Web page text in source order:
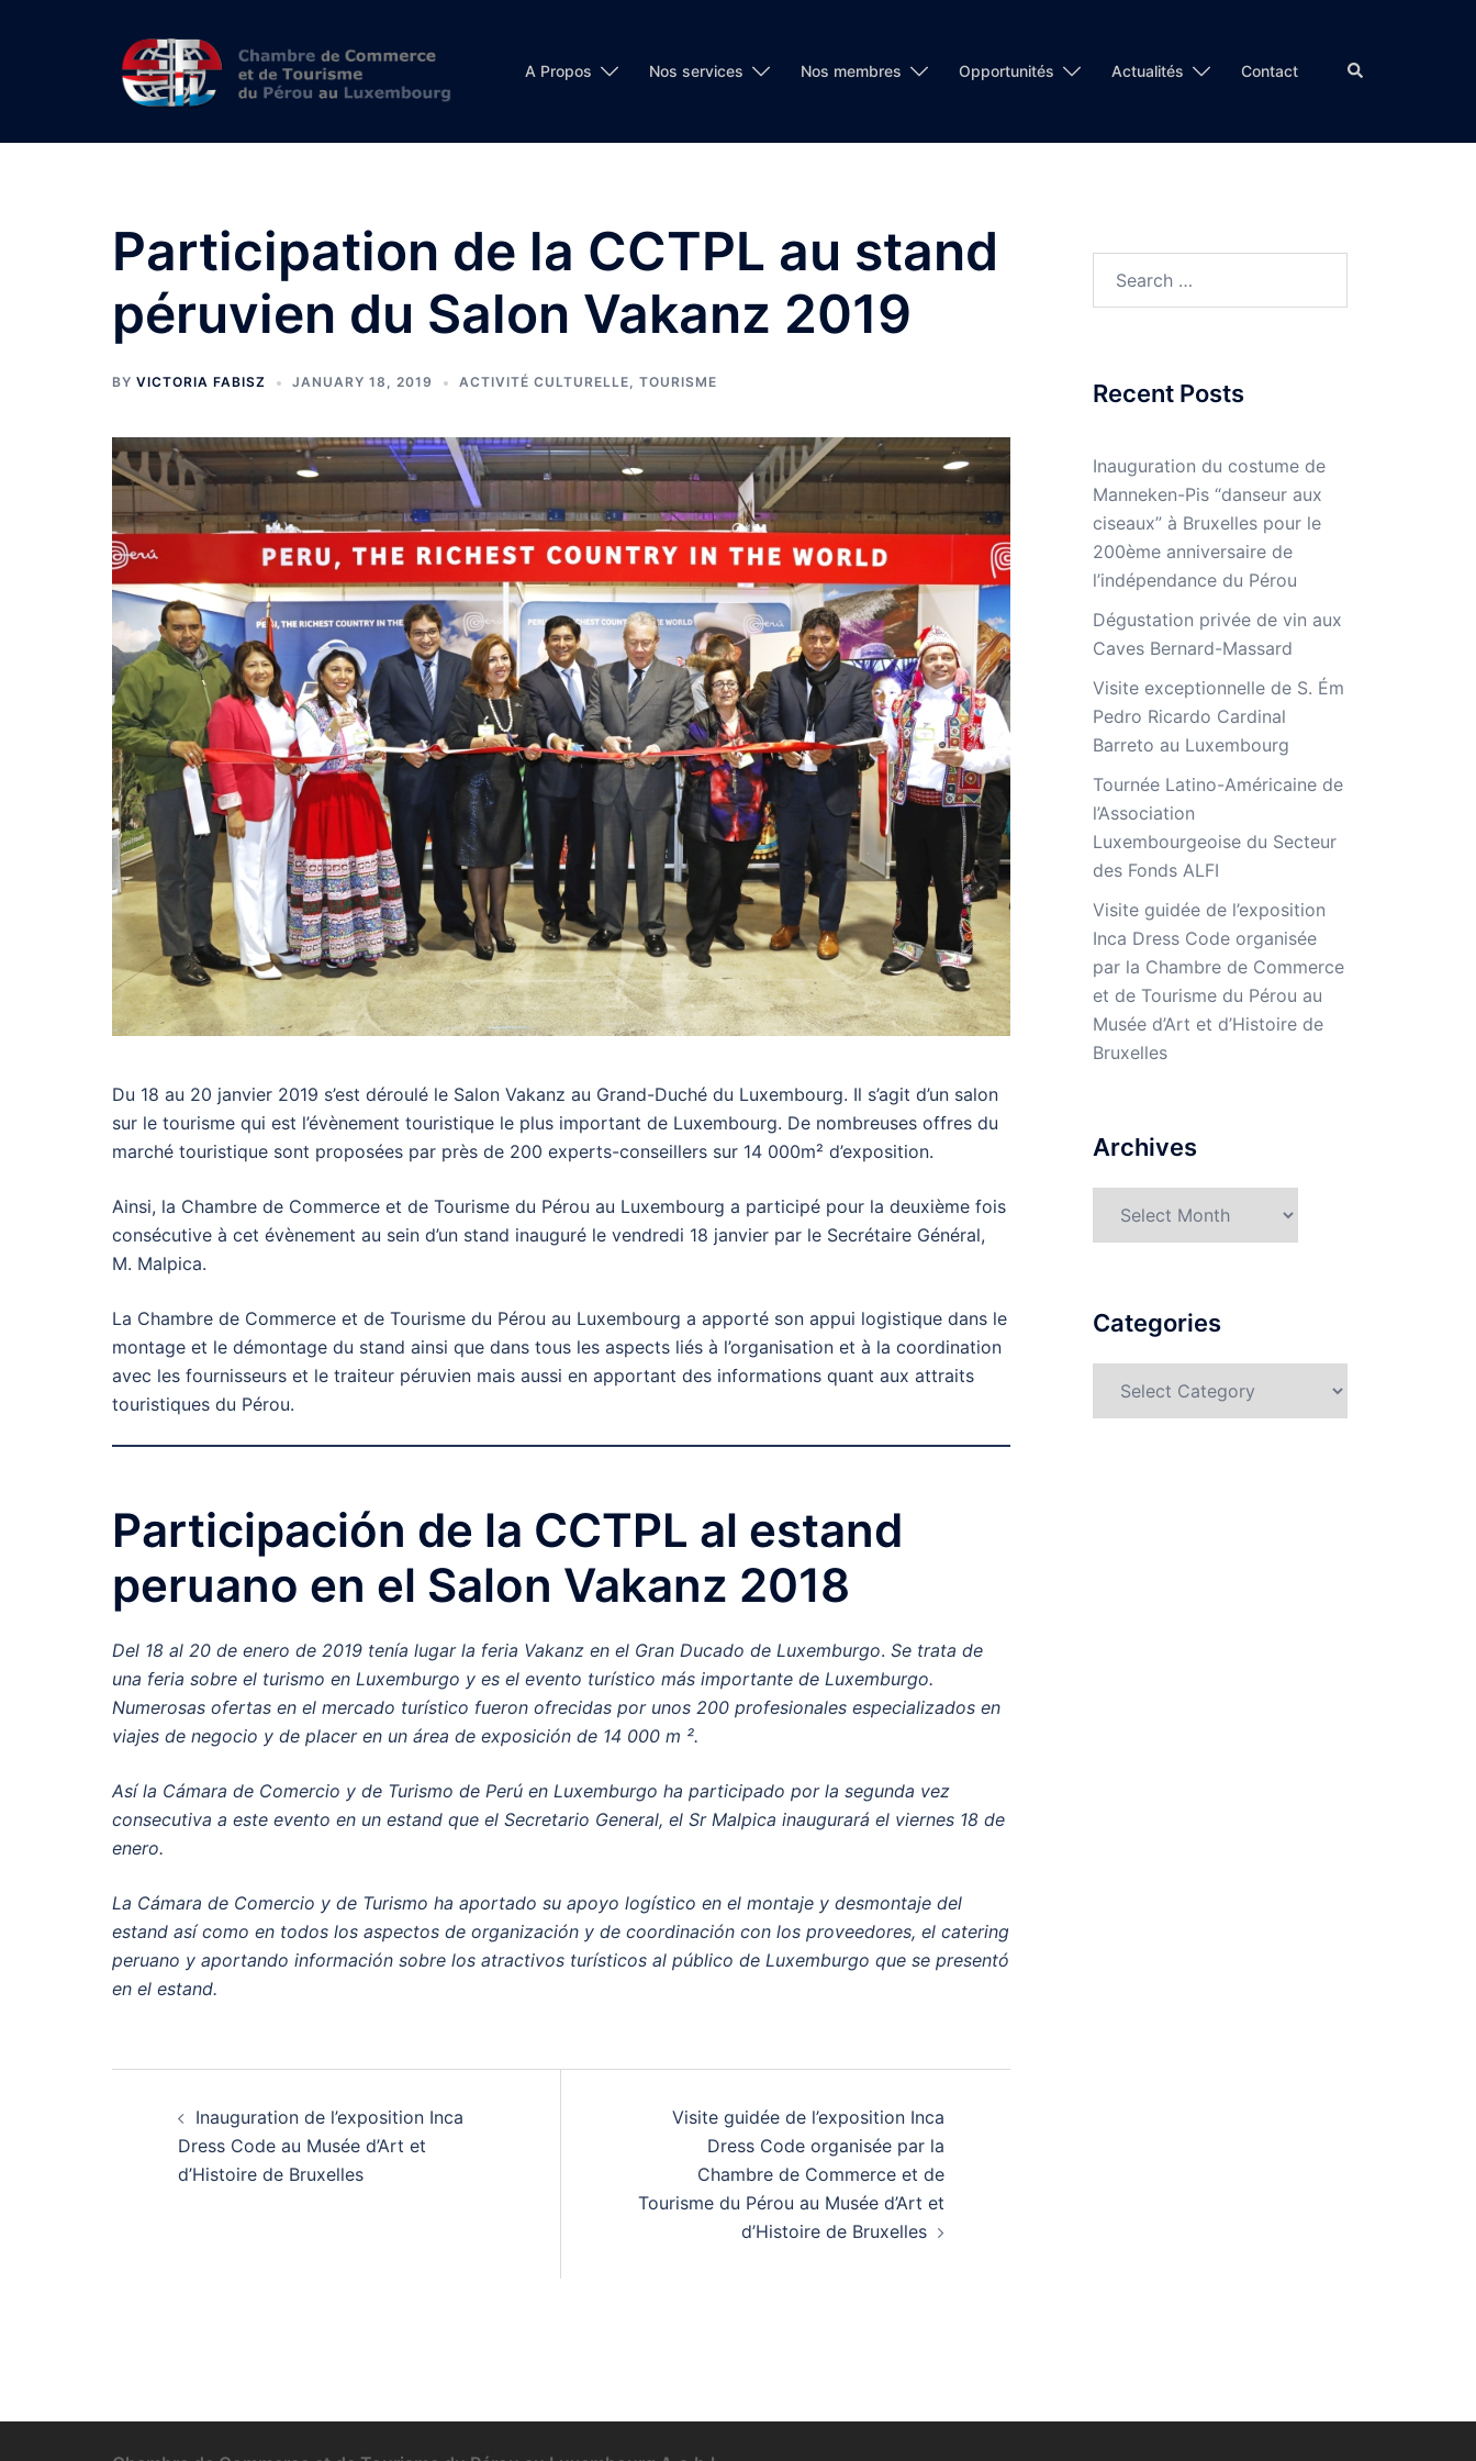
A Propos Nos services Nos membres Opportunités Actualités Contact Search
Participation de la CCTPL au stand
péruvien du Salon Vakanz 2019
BY VICTORIA FABISZ JANUARY 18, 2019 ACTIVITÉ CULTURELLE TOURISME
Du 18 au 20 janvier 2019 s’est déroulé le Salon Vakanz au Grand-Duché du Luxembourg. Il s’agit d’un salon
sur le tourisme qui est l’évènement touristique le plus important de Luxembourg. De nombreuses offres du
marché touristique sont proposées par près de 200 experts-conseillers sur 14 000m² d’exposition.
Ainsi, la Chambre de Commerce et de Tourisme du Pérou au Luxembourg a participé pour la deuxième fois
consécutive à cet évènement au sein d’un stand inauguré le vendredi 18 janvier par le Secrétaire Général,
M. Malpica.
La Chambre de Commerce et de Tourisme du Pérou au Luxembourg a apporté son appui logistique dans le
montage et le démontage du stand ainsi que dans tous les aspects liés à l’organisation et à la coordination
avec les fournisseurs et le traiteur péruvien mais aussi en apportant des informations quant aux attraits
touristiques du Pérou.
Participación de la CCTPL al estand
peruano en el Salon Vakanz 2018
Del 18 al 20 de enero de 2019 tenía lugar la feria Vakanz en el Gran Ducado de Luxemburgo. Se trata de
una feria sobre el turismo en Luxemburgo y es el evento turístico más importante de Luxemburgo.
Numerosas ofertas en el mercado turístico fueron ofrecidas por unos 200 profesionales especializados en
viajes de negocio y de placer en un área de exposición de 14 000 m ².
Así la Cámara de Comercio y de Turismo de Perú en Luxemburgo ha participado por la segunda vez
consecutiva a este evento en un estand que el Secretario General, el Sr Malpica inaugurará el viernes 18 de
enero.
La Cámara de Comercio y de Turismo ha aportado su apoyo logístico en el montaje y desmontaje del
estand así como en todos los aspectos de organización y de coordinación con los proveedores, el catering
peruano y aportando información sobre los atractivos turísticos al público de Luxemburgo que se presentó
en el estand.
navigation
Inauguration de l’exposition Inca
Dress Code au Musée d’Art et
d’Histoire de Bruxelles
Visite guidée de l’exposition Inca
Dress Code organisée par la
Chambre de Commerce et de
Tourisme du Pérou au Musée d’Art et
d’Histoire de Bruxelles
for:
Recent Posts
Inauguration du costume de
Manneken-Pis “danseur aux
ciseaux” à Bruxelles pour le
200ème anniversaire de
l’indépendance du Pérou
Dégustation privée de vin aux
Caves Bernard-Massard
Visite exceptionnelle de S. Ém
Pedro Ricardo Cardinal
Barreto au Luxembourg
Tournée Latino-Américaine de
l’Association
Luxembourgeoise du Secteur
des Fonds ALFI
Visite guidée de l’exposition
Inca Dress Code organisée
par la Chambre de Commerce
et de Tourisme du Pérou au
Musée d’Art et d’Histoire de
Bruxelles
Archives
Categories